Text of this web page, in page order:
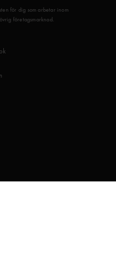
för dig som arbetar inom
företagsmarknad.